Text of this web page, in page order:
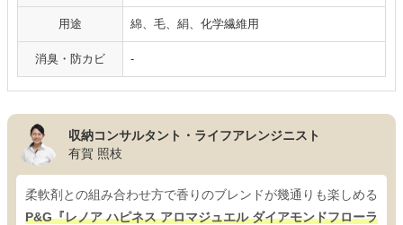
用途 綿、毛、絹、化学繊維用
消臭・防カビ ‐
収納コンサルタント・ライフアレンジニスト
有賀 照枝
柔軟剤との組み合わせ方で香りのブレンドが幾通りも楽しめる
P&G『レノア ハピネス アロマジュエル ダイアモンドフローラ